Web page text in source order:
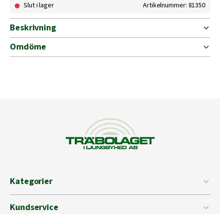
Slut i lager Artikelnummer: 81350
Beskrivning
Omdöme
Kategorier
Kundservice